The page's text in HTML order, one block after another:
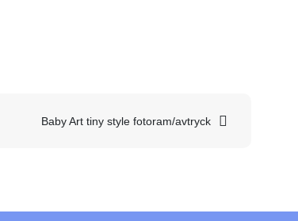
Baby Art tiny style fotoram/avtryck